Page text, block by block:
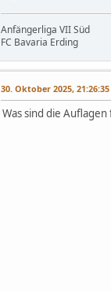
Anfängerliga VII Süd
FC Bavaria Erding
30. Oktober 2025, 21:26:35
Was sind die